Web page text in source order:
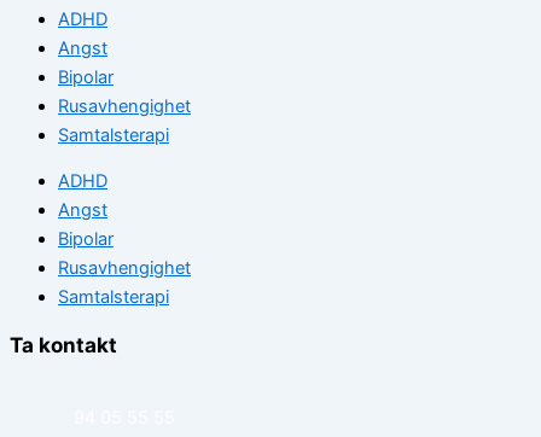
ADHD
Angst
Bipolar
Rusavhengighet
Samtalsterapi
ADHD
Angst
Bipolar
Rusavhengighet
Samtalsterapi
Ta kontakt